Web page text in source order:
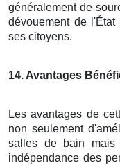
généralement de
dévouement de
ses citoyens.
14. Avantages
Les avantages de
non seulement
salles de bain mais
indépendance des